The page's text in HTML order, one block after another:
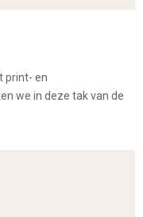
print- en
we in deze tak van de